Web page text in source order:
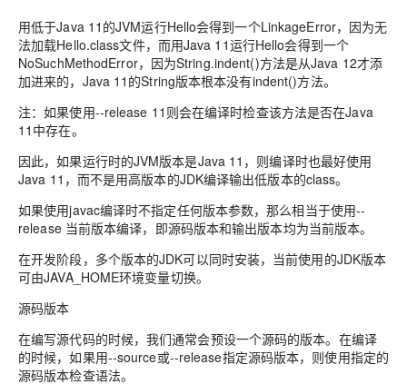
用低于Java 11的JVM运行Hello会得到一个LinkageError，因为无
法加载Hello.class文件，而用Java 11运行Hello会得到一个
NoSuchMethodError，因为String.indent()方法是从Java 12才添
加进来的，Java 11的String版本根本没有indent()方法。
注：如果使用--release 11则会在编译时检查该方法是否在Java
11中存在。
因此，如果运行时的JVM版本是Java 11，则编译时也最好使用
Java 11，而不是用高版本的JDK编译输出低版本的class。
如果使用javac编译时不指定任何版本参数，那么相当于使用--
release 当前版本编译，即源码版本和输出版本均为当前版本。
在开发阶段，多个版本的JDK可以同时安装，当前使用的JDK版本
可由JAVA_HOME环境变量切换。
源码版本
在编写源代码的时候，我们通常会预设一个源码的版本。在编译
的时候，如果用--source或--release指定源码版本，则使用指定的
源码版本检查语法。